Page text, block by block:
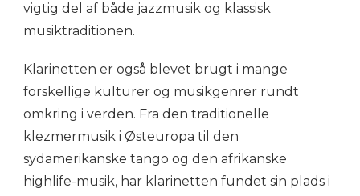
vigtig del af både jazzmusik og klassisk
musiktraditionen.
Klarinetten er også blevet brugt i mange
forskellige kulturer og musikgenrer rundt
omkring i verden. Fra den traditionelle
klezmermusik i Østeuropa til den
sydamerikanske tango og den afrikanske
highlife-musik, har klarinetten fundet sin plads i